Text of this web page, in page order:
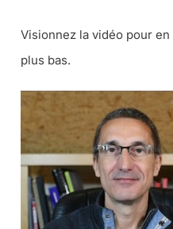
Visionnez la vidéo pour
plus bas.